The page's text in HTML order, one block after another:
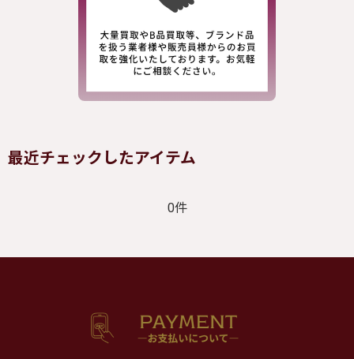
最近チェックしたアイテム
0件